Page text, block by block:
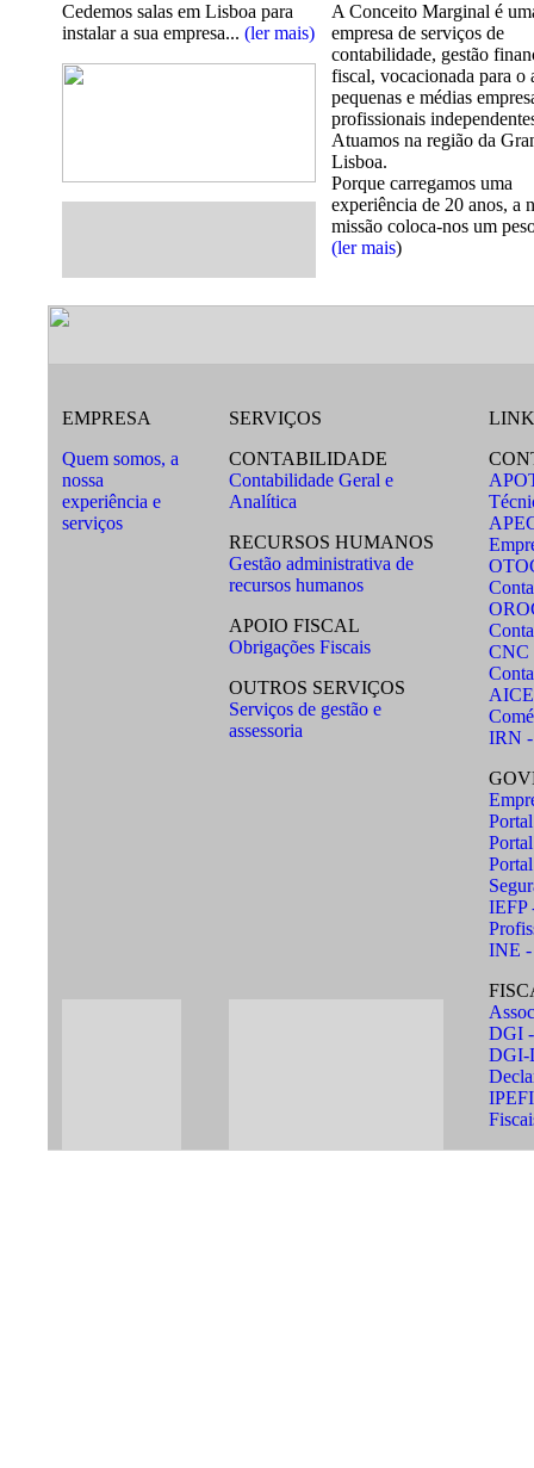
Cedemos salas em Lisboa para
instalar a sua empresa... (ler mais)
A Conceito Marginal é
empresa de serviços de
contabilidade, gestão
fiscal, vocacionada para o
pequenas e médias
profissionais
Atuamos na região da
Lisboa.
Porque carregamos uma
experiência de 20 anos, a
missão coloca-nos um
(ler mais)
EMPRESA
Quem somos, a
nossa
experiência e
serviços
SERVIÇOS
CONTABILIDADE
Contabilidade Geral e
Analítica
RECURSOS HUMANOS
Gestão administrativa de
recursos humanos
APOIO FISCAL
Obrigações Fiscais
OUTROS SERVIÇOS
Serviços de gestão e
assessoria
CNC
IRN -
IEFP
INE -
DGI -
DGI-